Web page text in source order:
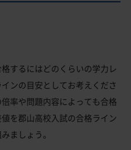
するにはどのくらいの学力レ
ンの目安としてお考えくださ
率や問題内容によっても合格
を郡山高校入試の合格ライン
ましょう。